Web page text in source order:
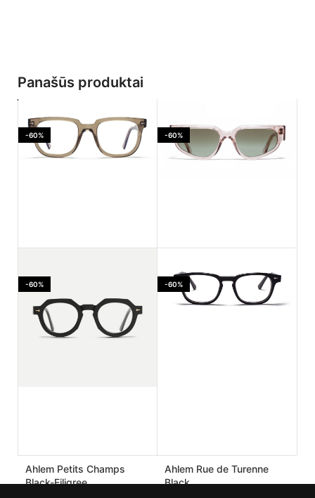
Panašūs produktai
-60%
light
425.00€ 170.00€
-60%
Dustlight
455.00€ 182.00€
-60%
Ahlem Petits Champs
Black-Filigree
-60%
Ahlem Rue de Turenne
Black